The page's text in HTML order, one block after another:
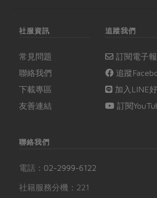
社服資訊
常見問題
聯絡我們
下載專區
友善連結
追蹤我們
訂閱電子報
追蹤
加入LINE
訂閱
聯絡我們
電話： 02-2999-6122
社籍服務分機：221